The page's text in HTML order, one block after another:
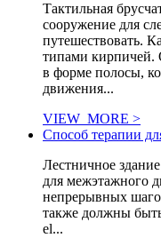
Тактильная
сооружение для
путешествовать.
типами
в форме полосы,
движения...
VIEW_MORE >
Способ терапии
Лестничное
для межэтажного
непрерывных
также должны
el...